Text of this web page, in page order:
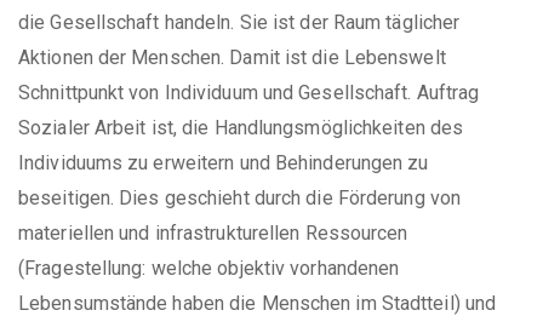
die Gesellschaft handeln. Sie ist der Raum täglicher
Aktionen der Menschen. Damit ist die Lebenswelt
Schnittpunkt von Individuum und Gesellschaft. Auftrag
Sozialer Arbeit ist, die Handlungsmöglichkeiten des
Individuums zu erweitern und Behinderungen zu
beseitigen. Dies geschieht durch die Förderung von
materiellen und infrastrukturellen Ressourcen
(Fragestellung: welche objektiv vorhandenen
Lebensumstände haben die Menschen im Stadtteil) und